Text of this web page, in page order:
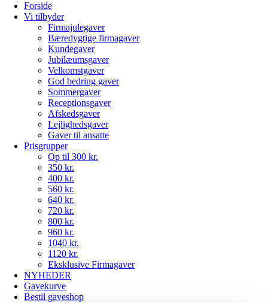
Forside
Vi tilbyder
Firmajulegaver
Bæredygtige firmagaver
Kundegaver
Jubilæumsgaver
Velkomstgaver
God bedring gaver
Sommergaver
Receptionsgaver
Afskedsgaver
Lejlighedsgaver
Gaver til ansatte
Prisgrupper
Op til 300 kr.
350 kr.
400 kr.
560 kr.
640 kr.
720 kr.
800 kr.
960 kr.
1040 kr.
1120 kr.
Eksklusive Firmagaver
NYHEDER
Gavekurve
Bestil gaveshop